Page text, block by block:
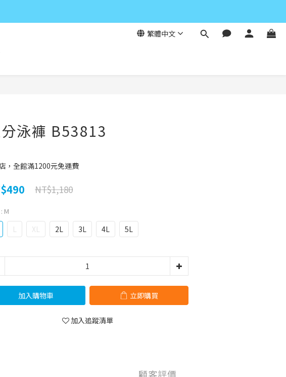
繁體中文
泳褲 B53813
，全館滿1200元免運費
NT$1,180
: M
L XL 2L 3L 4L 5L
加入購物車 立即購買
加入追蹤清單
顧客評價